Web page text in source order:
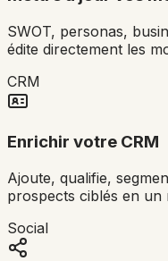
SWOT, personas,
édite directement les
CRM
Enrichir votre CRM
Ajoute, qualifie,
prospects ciblés en un
Social